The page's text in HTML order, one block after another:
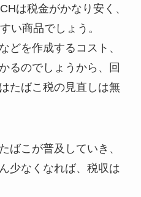
は税金がかなり安く、
い商品でしょう。
どを作成するコスト、
るのでしょうから、回
たばこ税の見直しは無
ばこが普及していき、
少なくなれば、税収は